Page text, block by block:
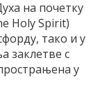
на почетку
Holy Spirit)
тако и у
заклетве с
у